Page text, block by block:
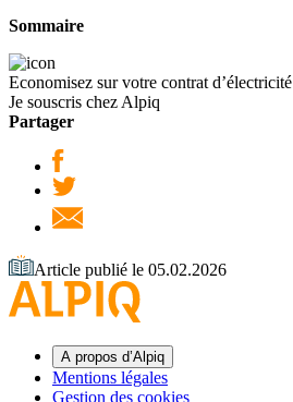
Sommaire
Economisez sur votre contrat d’électricité
Je souscris chez Alpiq
Partager
Article publié le 05.02.2026
A propos d’Alpiq
Mentions légales
Gestion des cookies